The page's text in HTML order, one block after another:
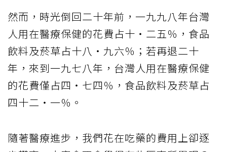
然而，時光倒回二十年前，一九九八年台灣
人用在醫療保健的花費占十‧二五％，食品
飲料及菸草占十八‧九六％；若再退二十
年，來到一九七八年，台灣人用在醫療保健
的花費僅占四‧七四％，食品飲料及菸草占
四十二‧一％。
隨著醫療進步，我們花在吃藥的費用上卻逐